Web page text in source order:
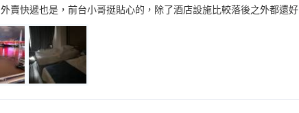
賣快遞也是，前台小哥挺貼心的，除了酒店設施比較落後之外都還好